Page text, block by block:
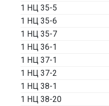
1 НЦ 35-5
1 НЦ 35-6
1 НЦ 35-7
1 НЦ 36-1
1 НЦ 37-1
1 НЦ 37-2
1 НЦ 38-1
1 НЦ 38-20